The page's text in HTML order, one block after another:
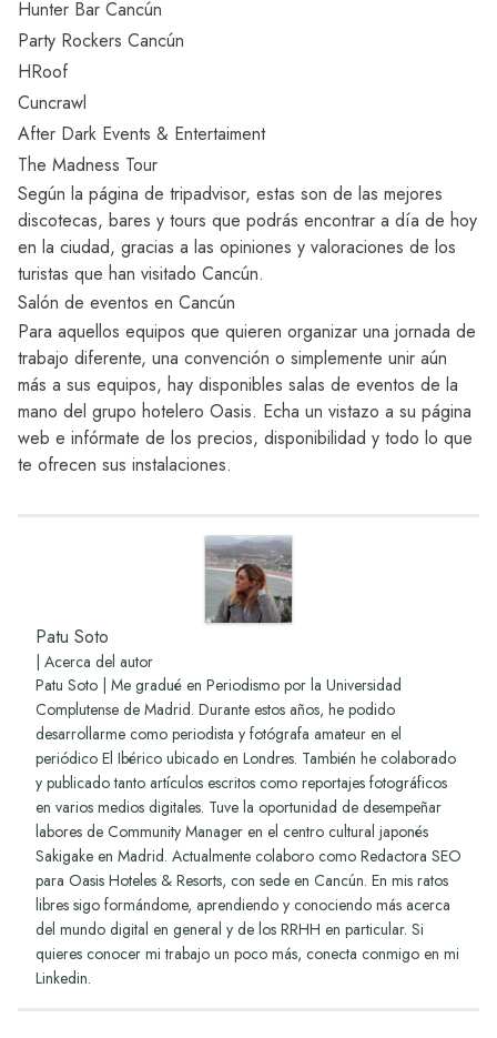
Hunter Bar Cancún
Party Rockers Cancún
HRoof
Cuncrawl
After Dark Events & Entertaiment
The Madness Tour
Según la página de tripadvisor, estas son de las mejores
discotecas, bares y tours que podrás encontrar a día de hoy
en la ciudad, gracias a las opiniones y valoraciones de los
turistas que han visitado Cancún.
Salón de eventos en Cancún
Para aquellos equipos que quieren organizar una jornada de
trabajo diferente, una convención o simplemente unir aún
más a sus equipos, hay disponibles salas de eventos de la
mano del grupo hotelero Oasis. Echa un vistazo a su página
web e infórmate de los precios, disponibilidad y todo lo que
te ofrecen sus instalaciones.
Patu Soto
Acerca del autor
Patu Soto | Me gradué en Periodismo por la Universidad
Complutense de Madrid. Durante estos años, he podido
desarrollarme como periodista y fotógrafa amateur en el
periódico El Ibérico ubicado en Londres. También he colaborado
y publicado tanto artículos escritos como reportajes fotográficos
en varios medios digitales. Tuve la oportunidad de desempeñar
labores de Community Manager en el centro cultural japonés
Sakigake en Madrid. Actualmente colaboro como Redactora SEO
para Oasis Hoteles & Resorts, con sede en Cancún. En mis ratos
libres sigo formándome, aprendiendo y conociendo más acerca
del mundo digital en general y de los RRHH en particular. Si
quieres conocer mi trabajo un poco más, conecta conmigo en mi
Linkedin.